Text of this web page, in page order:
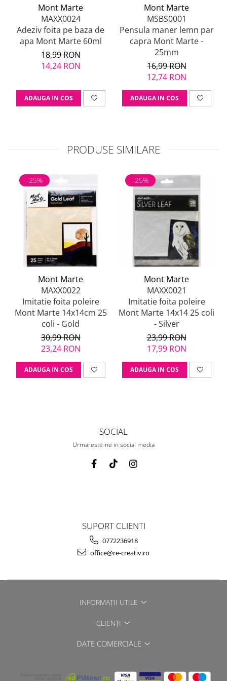
Mont Marte
MAXX0024
Adeziv foita pe baza de
apa Mont Marte 60ml
18,99 RON
14,24 RON
ADAUGA IN COS
Mont Marte
MSBS0001
Pensula maner lemn par
capra Mont Marte -
25mm
16,99 RON
12,74 RON
ADAUGA IN COS
PRODUSE SIMILARE
-25%
Mont Marte
MAXX0022
Imitatie foita poleire
Mont Marte 14x14cm 25
coli - Gold
30,99 RON
23,24 RON
ADAUGA IN COS
-25%
Mont Marte
MAXX0021
Imitatie foita poleire
Mont Marte 14x14 25 coli
- Silver
23,99 RON
17,99 RON
ADAUGA IN COS
SOCIAL
Urmareste-ne in social media
SUPORT CLIENTI
0772236918
office@re-creativ.ro
INFORMAȚII UTILE
CLIENȚI
DATE COMERCIALE